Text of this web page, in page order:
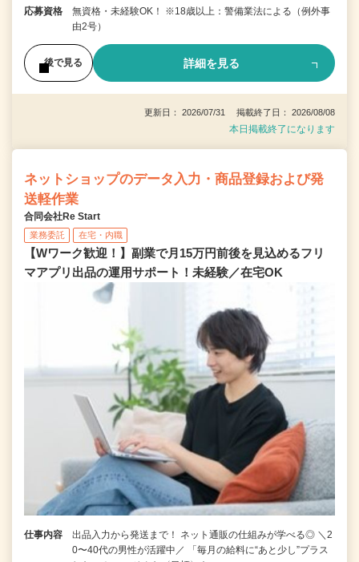
応募資格
無資格・未経験OK！ ※18歳以上：警備業法による（例外事
由2号）
後で見る 詳細を見る
更新日： 2026/07/31 掲載終了日： 2026/08/08
本日掲載終了になります
ネットショップのデータ入力・商品登録および発
送軽作業
合同会社Re Start
業務委託 在宅・内職
【Wワーク歓迎！】副業で月15万円前後を見込めるフリ
マアプリ出品の運用サポート！未経験／在宅OK
仕事内容
出品入力から発送まで！ ネット通販の仕組みが学べる◎ ＼2
0〜40代の男性が活躍中／ 「毎月の給料に“あと少し”プラス